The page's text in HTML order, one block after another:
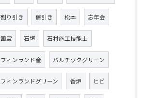
割り引き 値引き 松本 忘年会
国宝 石垣 石材施工技能士
フィンランド産 バルチックグリーン
フィンランドグリーン 香炉 ヒビ